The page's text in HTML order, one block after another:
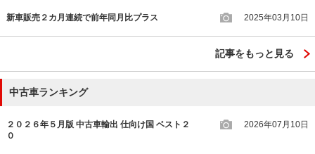
新車販売２カ月連続で前年同月比プラス 2025年03月10日
記事をもっと見る
中古車ランキング
２０２６年５月版 中古車輸出 仕向け国 ベスト２
０
2026年07月10日